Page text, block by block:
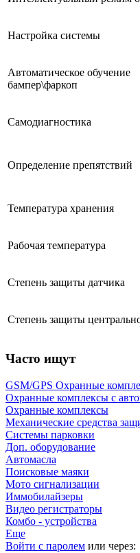
Настройка системы
Автоматическое обучение
бампер\фаркоп
Самодиагностика
Определение препятствий
Температура хранения
Рабочая температура
Степень защиты датчика
Степень защиты
Часто ищут
GSM/GPS Охранные
Охранные комплексы с
Охранные комплексы
Механические средства
Системы парковки
Доп. оборудование
Автомасла
Поисковые маяки
Мото сигнализации
Иммобилайзеры
Видео регистраторы
Комбо - устройства
Еще
Войти с паролем или через: